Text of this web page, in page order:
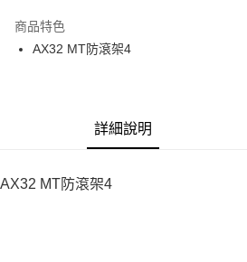
街口支付
每筆NT$100，滿NT$2,000(含以上)免運費
商品特色
AX32 MT防滾架4
詳細說明
AX32 MT防滾架4